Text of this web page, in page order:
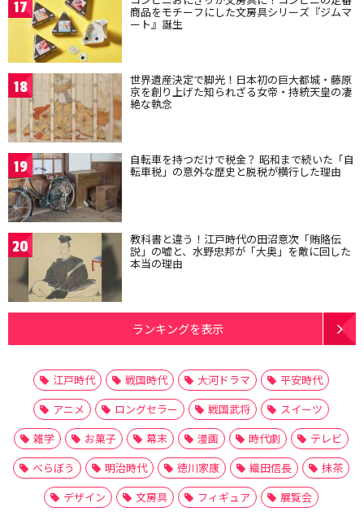
17 商品をモチーフにした文房具シリーズ『ジムマ
ート』誕生
18 世界遺産決定で脚光！日本初の巨大都城・藤原
京を創り上げた知られざる女帝・持統天皇の凄
絶な執念
19 自転車を持つだけで税金？ 昭和まで続いた「自
転車税」の意外な歴史と脱税が横行した理由
20 教科書と違う！江戸時代の田沼意次「賄賂伝
説」の嘘と、水野忠邦が「大奥」を敵に回した
本当の理由
ランキングを表示
江戸時代 戦国時代 大河ドラマ
平安時代
アニメ
ロングセラー 戦国武将
スイーツ
雑学
お菓子 幕末 漫画 時代劇
テレビ
べらぼう
明治時代 徳川家康 織田信長
抹茶
デザイン
文房具 フィギュア
展覧会